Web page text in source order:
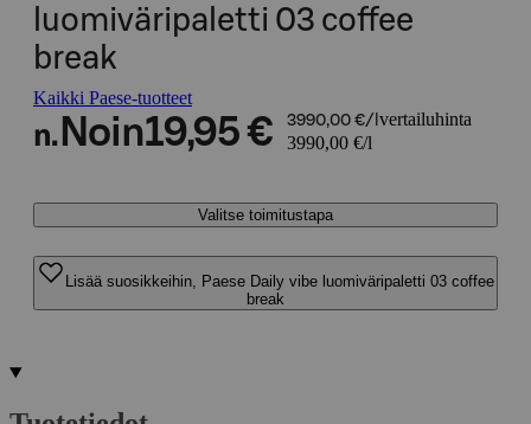
luomiväripaletti 03 coffee
break
Kaikki Paese-tuotteet
n. Noin19,95 € 3990,00 €/l vertailuhinta
3990,00 €/l
Valitse toimitustapa
Lisää suosikkeihin, Paese Daily vibe luomiväripaletti 03 coffee
break